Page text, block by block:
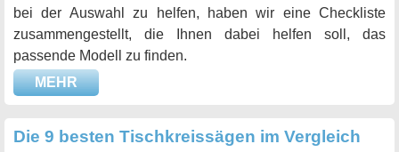
bei der Auswahl zu helfen, haben wir eine Checkliste
zusammengestellt, die Ihnen dabei helfen soll, das
passende Modell zu finden.
MEHR
Die 9 besten Tischkreissägen im Vergleich